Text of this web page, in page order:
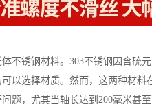
不锈钢材料。303不锈钢因含硫
以选择材质。然而，这两种材
题，尤其当轴长达到200毫米甚